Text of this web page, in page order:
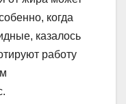
когда
казалось
работу